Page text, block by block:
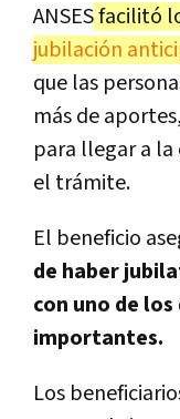
ANSESfacilitó
jubilación
que las
más de
para llegar a la
el trámite.
El beneficio
de haber
con uno de
importantes.
Los